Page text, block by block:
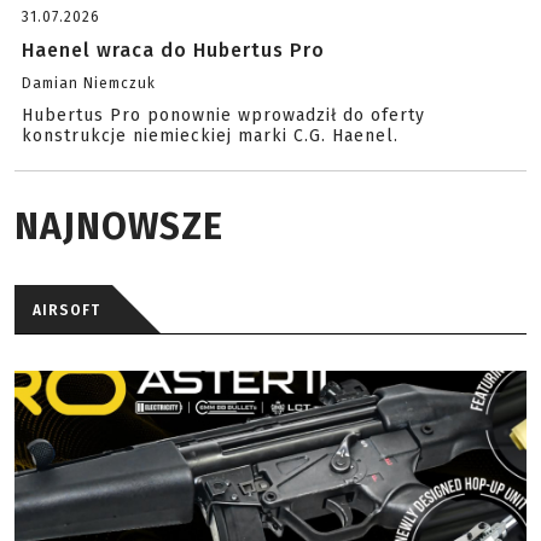
31.07.2026
Haenel wraca do Hubertus Pro
Damian Niemczuk
Hubertus Pro ponownie wprowadził do oferty
konstrukcje niemieckiej marki C.G. Haenel.
NAJNOWSZE
AIRSOFT